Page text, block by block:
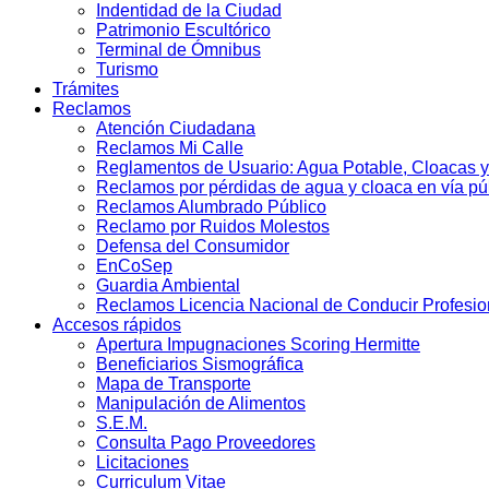
Indentidad de la Ciudad
Patrimonio Escultórico
Terminal de Ómnibus
Turismo
Trámites
Reclamos
Atención Ciudadana
Reclamos Mi Calle
Reglamentos de Usuario: Agua Potable, Cloacas
Reclamos por pérdidas de agua y cloaca en vía
Reclamos Alumbrado Público
Reclamo por Ruidos Molestos
Defensa del Consumidor
EnCoSep
Guardia Ambiental
Reclamos Licencia Nacional de Conducir
Accesos rápidos
Apertura Impugnaciones Scoring Hermitte
Beneficiarios Sismográfica
Mapa de Transporte
Manipulación de Alimentos
S.E.M.
Consulta Pago Proveedores
Licitaciones
Curriculum Vitae